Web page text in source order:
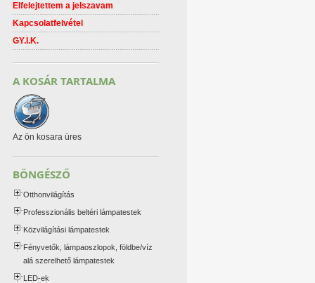
Elfelejtettem a jelszavam
Kapcsolatfelvétel
GY.I.K.
A KOSÁR TARTALMA
Az ön kosara üres
BÖNGÉSZŐ
Otthonvilágítás
Professzionális beltéri lámpatestek
Közvilágítási lámpatestek
Fényvetők, lámpaoszlopok, földbe/víz
alá szerelhető lámpatestek
LED-ek